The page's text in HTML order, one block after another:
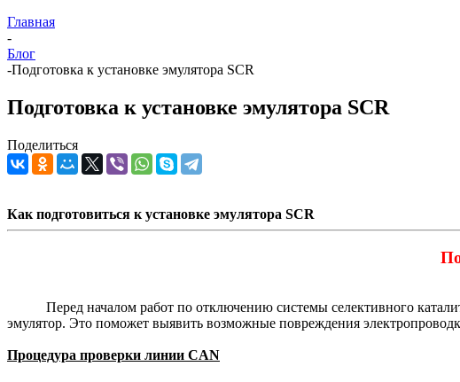
Главная
-
Блог
-Подготовка к установке эмулятора SCR
Подготовка к установке эмулятора SCR
Поделиться
Как подготовиться к установке эмулятора SCR
Перед началом работ по отключению системы селективного
эмулятор. Это поможет выявить возможные повреждения
Процедура проверки линии CAN